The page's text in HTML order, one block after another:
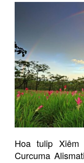
Hoa tulip
Curcuma